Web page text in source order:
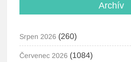
Archív
Srpen 2026 (260)
Červenec 2026 (1084)